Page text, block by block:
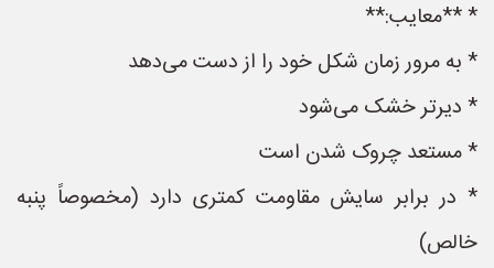
* **معایب:**
* به مرور زمان شکل خود را از دست می‌دهد
* دیرتر خشک می‌شود
* مستعد چروک شدن است
* در برابر سایش مقاومت کمتری دارد (مخصوصاً پنبه
خالص)